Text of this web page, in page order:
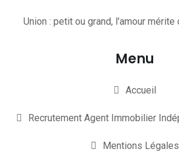
Union : petit ou grand, l'amour mérite
Menu
Accueil
Recrutement Agent Immobilier
Mentions Légales